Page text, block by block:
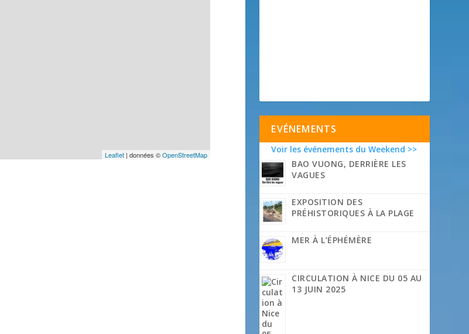
Leaflet | données ©OpenStreetMap
EVÉNEMENTS
Voir les événements du Weekend >>
BAO VUONG, DERRIÈRE LES
VAGUES
EXPOSITION DES
PRÉHISTORIQUES À LA PLAGE
MER À L’ÉPHÉMÈRE
CIRCULATION À NICE DU 05 AU
13 JUIN 2025